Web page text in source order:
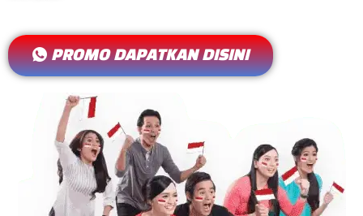
PROMO DAPATKAN DISINI